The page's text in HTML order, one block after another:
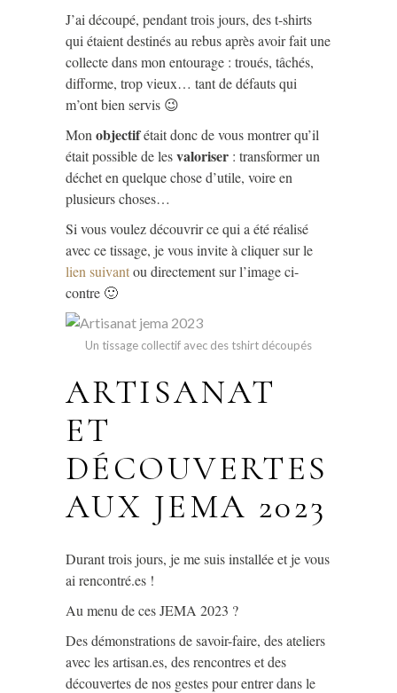
J’ai découpé, pendant trois jours, des t-shirts
qui étaient destinés au rebus après avoir fait une
collecte dans mon entourage : troués, tâchés,
difforme, trop vieux… tant de défauts qui
m’ont bien servis 😉
Mon objectifétait donc de vous montrer qu’il
était possible de lesvaloriser : transformer un
déchet en quelque chose d’utile, voire en
plusieurs choses…
Si vous voulez découvrir ce qui a été réalisé
avec ce tissage, je vous invite à cliquer sur le
lien suivantou directement sur l’image ci-
contre 🙂
Un tissage collectif avec des tshirt découpés
ARTISANAT
ET
DÉCOUVERTES
AUX JEMA 2023
Durant trois jours, je me suis installée et je vous
ai rencontré.es !
Au menu de ces JEMA 2023 ?
Des démonstrations de savoir-faire, des ateliers
avec les artisan.es, des rencontres et des
découvertes de nos gestes pour entrer dans le